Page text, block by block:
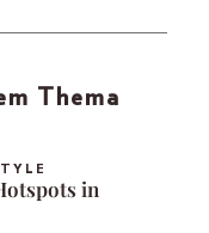
Thema
in